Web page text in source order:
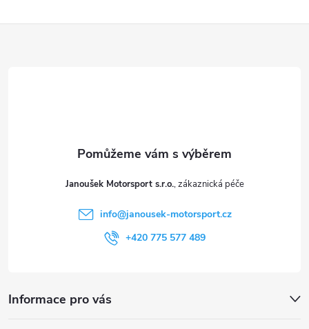
Janoušek Motorsport s.r.o.
info@janousek-motorsport.cz
+420 775 577 489
Informace pro vás